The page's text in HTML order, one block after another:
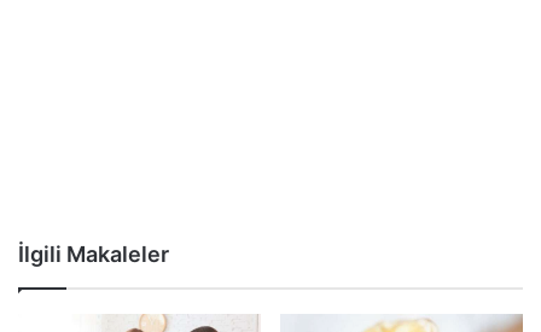
İlgili Makaleler